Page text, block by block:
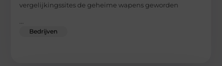
vergelijkingssites de geheime wapens geworden
Bedrijven